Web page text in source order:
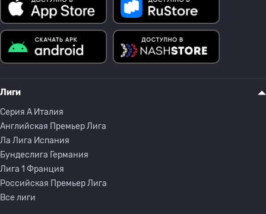
Лиги
Серия A Италия
Английская Премьер Лига
Ла Лига Испания
Бундеслига Германия
Лига 1 Франция
Российская Премьер Лига
Все лиги